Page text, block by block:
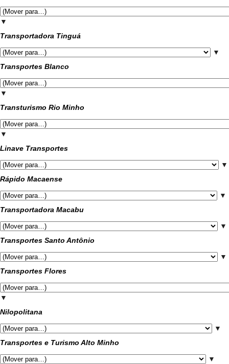
▼
Transportadora Tinguá
▼
Transportes Blanco
▼
Transturismo Rio Minho
▼
Linave Transportes
▼
Rápido Macaense
▼
Transportadora Macabu
▼
Transportes Santo Antônio
▼
Transportes Flores
▼
Nilopolitana
▼
Transportes e Turismo Alto Minho
▼